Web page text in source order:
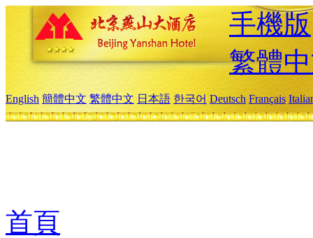
手機版
繁體
English 簡體中文 繁體中文 日本語 한국어 Deutsch Français
首頁